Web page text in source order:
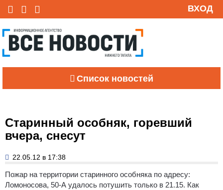
ВХОД
Список новостей
Старинный особняк, горевший
вчера, снесут
22.05.12 в 17:38
Пожар на территории старинного особняка по адресу:
Ломоносова, 50-А удалось потушить только в 21.15. Как